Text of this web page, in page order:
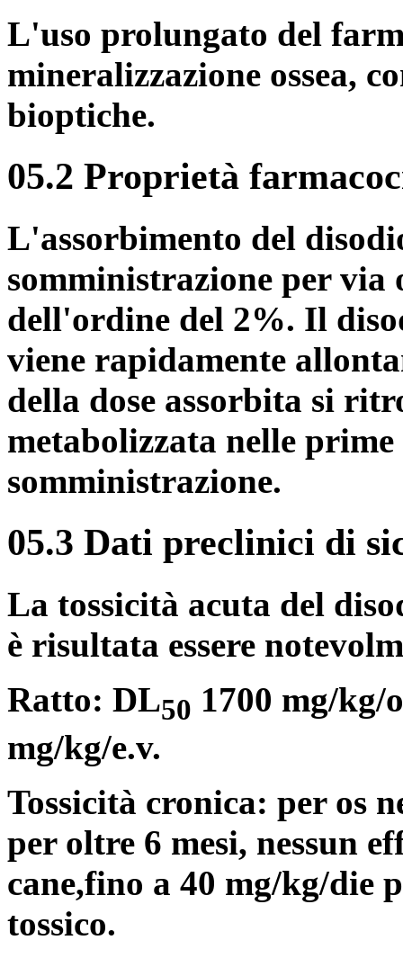
L'uso prolungato del
mineralizzazione ossea,
bioptiche.
05.2 Proprietà
L'assorbimento del
somministrazione per via
dell'ordine del 2%. Il
viene rapidamente
della dose assorbita si
metabolizzata nelle
somministrazione.
05.3 Dati preclinici di
La tossicità acuta del
è risultata essere
Ratto: DL50 1700 mg/kg/
mg/kg/e.v.
Tossicità cronica: per os
per oltre 6 mesi, nessun
cane,fino a 40 mg/kg/die
tossico.